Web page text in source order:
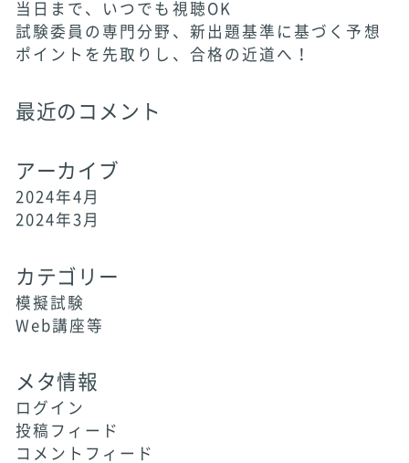
当日まで、いつでも視聴OK
試験委員の専門分野、新出題基準に基づく予想
ポイントを先取りし、合格の近道へ！
最近のコメント
アーカイブ
2024年4月
2024年3月
カテゴリー
模擬試験
Web講座等
メタ情報
ログイン
投稿フィード
コメントフィード